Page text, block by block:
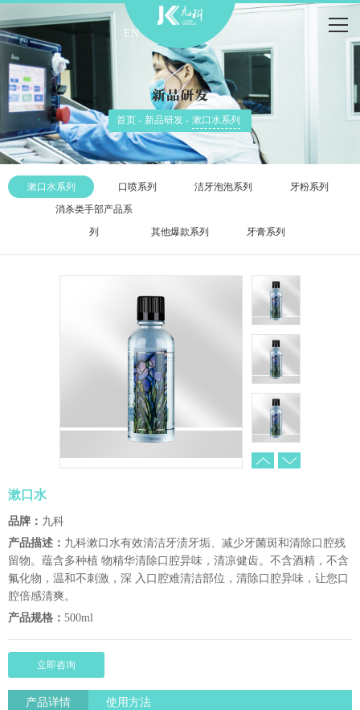
EN
首页 - 新品研发 - 漱口水系列
漱口水系列 口喷系列 洁牙泡泡系列
牙粉系列
消杀类手部产品系
列
其他爆款系列 牙膏系列
漱口水
品牌： 九科
产品描述： 九科漱口水有效清洁牙渍牙垢、减少牙菌斑和清除口腔残
留物。蕴含多种植 物精华清除口腔异味，清凉健齿。不含酒精，不含
氟化物，温和不刺激，深 入口腔难清洁部位，清除口腔异味，让您口
腔倍感清爽。
产品规格： 500ml
立即咨询
产品详情 使用方法